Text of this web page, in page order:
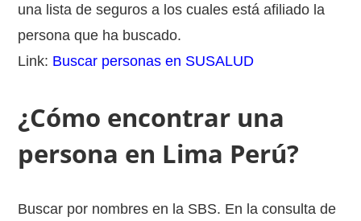
una lista de seguros a los cuales está afiliado la
persona que ha buscado.
Link: Buscar personas en SUSALUD
¿Cómo encontrar una
persona en Lima Perú?
Buscar por nombres en la SBS. En la consulta de